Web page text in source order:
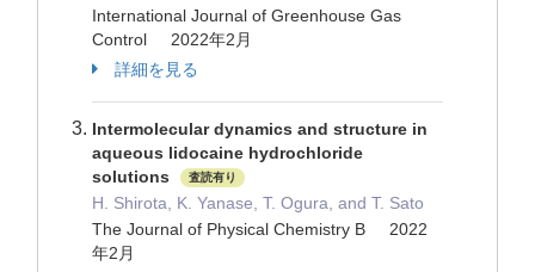
International Journal of Greenhouse Gas
Control 2022年2月
詳細を見る
Intermolecular dynamics and structure in
aqueous lidocaine hydrochloride
solutions
査読有り
H. Shirota, K. Yanase, T. Ogura, and T. Sato
The Journal of Physical Chemistry B 2022
年2月